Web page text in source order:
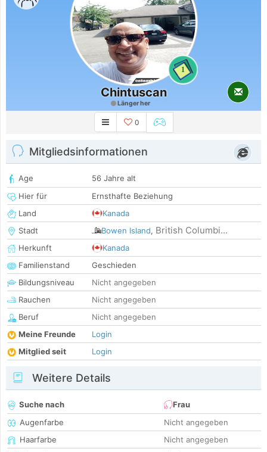
1
Chintuscan
Länger her
0
Mitgliedsinformationen
Age
56 Jahre alt
Hier für
Ernsthafte Beziehung
Land
Kanada
Stadt
Bowen Island, British Columbi...
Herkunft
Kanada
Familienstand
Geschieden
Bildungsniveau
Nicht angegeben
Rauchen
Nicht angegeben
Beruf
Nicht angegeben
Meine Freunde
Login
Mitglied seit
Login
Weitere Details
Suche nach
Frau
Augenfarbe
Nicht angegeben
Haarfarbe
Nicht angegeben